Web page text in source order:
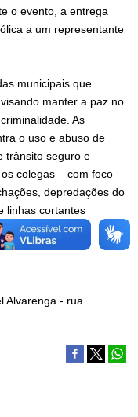
o evento, a entrega
a um representante
municipais que
manter a paz no
As
o uso e abuso de
trânsito seguro e
colegas – com foco
depredações do
linhas cortantes
Alvarenga - rua